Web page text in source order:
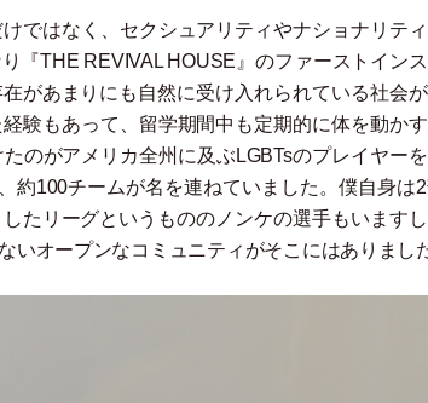
ではなく、セクシュアリティやナショナリティ
『THE REVIVAL HOUSE』のファーストイン
があまりにも自然に受け入れられている社会
験もあって、留学期間中も定期的に体を動か
のがアメリカ全州に及ぶLGBTsのプレイヤー
約100チームが名を連ねていました。僕自身は
たリーグというもののノンケの選手もいます
オープンなコミュニティがそこにはありまし